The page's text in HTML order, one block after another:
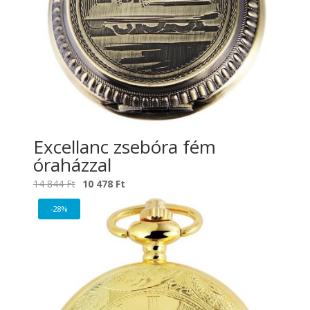
Excellanc zsebóra fém
óraházzal
14 844Ft Original
price
was:
10 478 Ft
price
is:
10
478 Ft.
-28%